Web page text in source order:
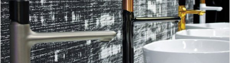
بررسی شیرآلات ایتالیایی مدل فیوژن (FUSION COLLECTION)
بلاگ